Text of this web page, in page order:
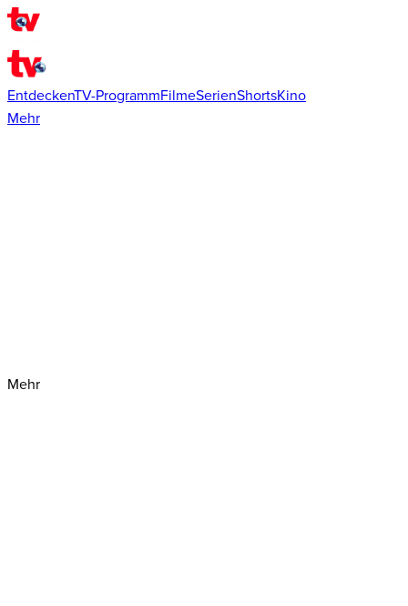
EntdeckenTV-ProgrammFilmeSerienShortsKino
Mehr
Mehr